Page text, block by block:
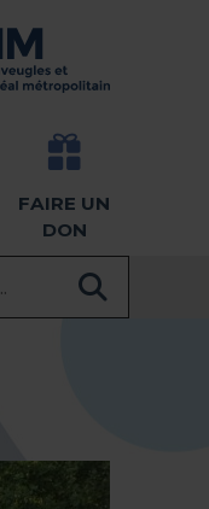
-
FAIRE UN
DON